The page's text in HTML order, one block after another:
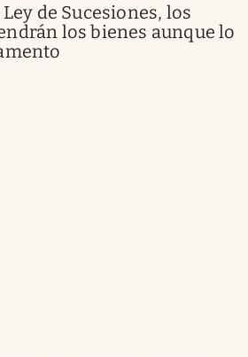
de Sucesiones, los
los bienes aunque lo